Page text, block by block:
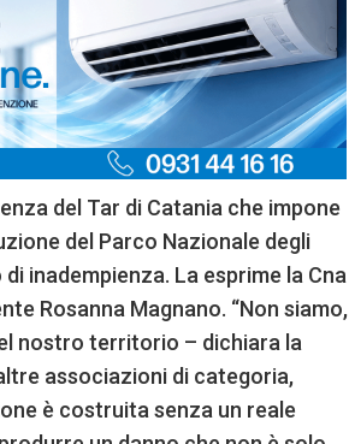
del Tar di Catania che impone
del Parco Nazionale degli
inadempienza. La esprime la Cna
Rosanna Magnano. “Non siamo,
nostro territorio – dichiara la
associazioni di categoria,
è costruita senza un reale